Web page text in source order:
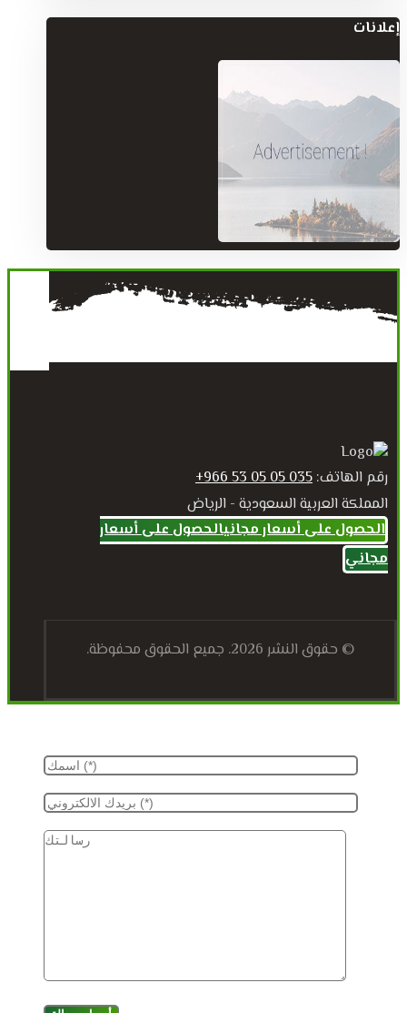
إعلانات
رقم الهاتف: 035 05 05 53 966+
المملكة العربية السعودية - الرياض
الحصول على أسعار مجانيالحصول على أسعار
مجاني
© حقوق النشر 2026. جميع الحقوق محفوظة.